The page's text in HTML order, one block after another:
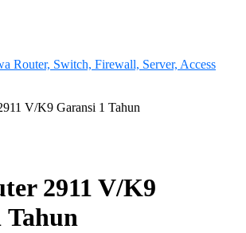
Router, Switch, Firewall, Server, Access
V/K9 Garansi 1 Tahun
2911 V/K9
Tahun